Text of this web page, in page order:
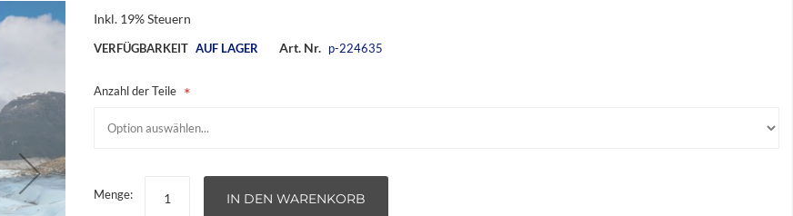
Inkl. 19% Steuern
VERFÜGBARKEIT AUF LAGER Art. Nr. p-224635
Anzahl der Teile
Menge: IN DEN WARENKORB